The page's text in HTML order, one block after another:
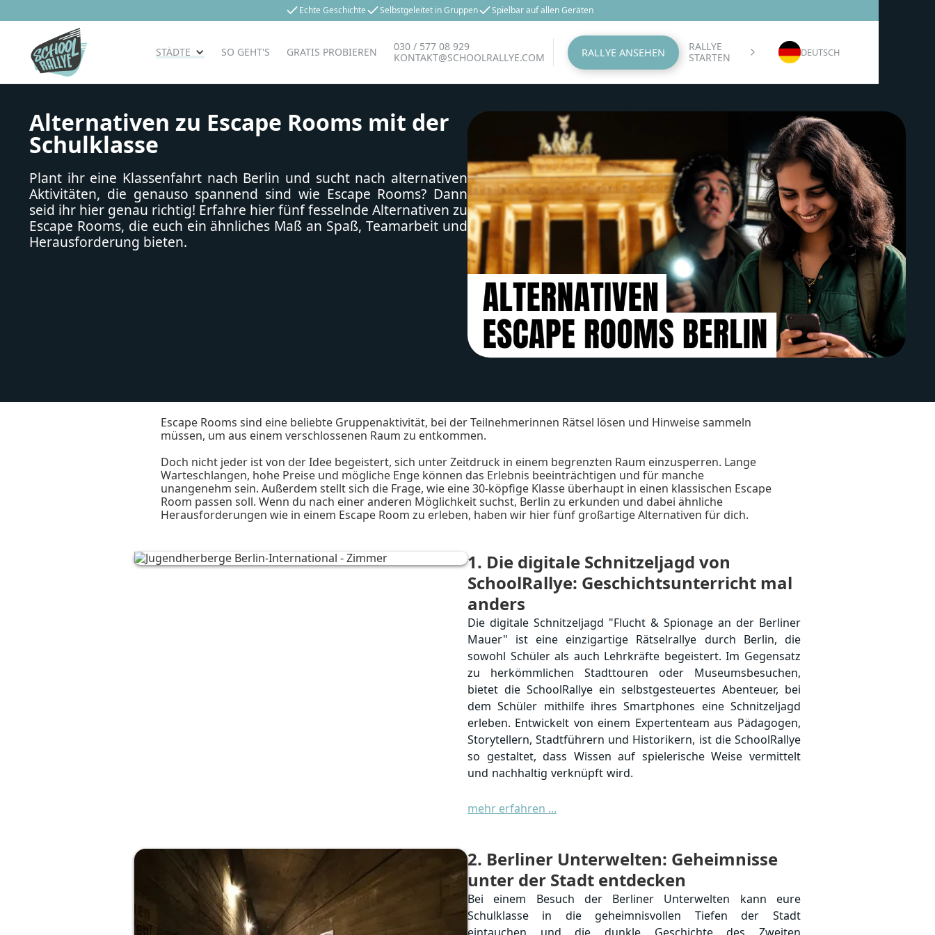
Echte Geschichte Selbstgeleitet in Gruppen Spielbar auf allen Geräten
STÄDTE SO GEHT'S GRATIS PROBIEREN
RALLYE
STARTEN
RALLYE ANSEHEN
030 / 577 08 929
KONTAKT@SCHOOLRALLYE.COM
DEUTSCH
Alternativen zu Escape Rooms mit der
Schulklasse
Plant ihr eine Klassenfahrt nach Berlin und sucht nach alternativen
Aktivitäten, die genauso spannend sind wie Escape Rooms? Dann
seid ihr hier genau richtig! Erfahre hier fünf fesselnde Alternativen zu
Escape Rooms, die euch ein ähnliches Maß an Spaß, Teamarbeit und
Herausforderung bieten.
Escape Rooms sind eine beliebte Gruppenaktivität, bei der Teilnehmerinnen Rätsel lösen und Hinweise sammeln
müssen, um aus einem verschlossenen Raum zu entkommen.
Doch nicht jeder ist von der Idee begeistert, sich unter Zeitdruck in einem begrenzten Raum einzusperren. Lange
Warteschlangen, hohe Preise und mögliche Enge können das Erlebnis beeinträchtigen und für manche
unangenehm sein. Außerdem stellt sich die Frage, wie eine 30-köpfige Klasse überhaupt in einen klassischen Escape
Room passen soll. Wenn du nach einer anderen Möglichkeit suchst, Berlin zu erkunden und dabei ähnliche
Herausforderungen wie in einem Escape Room zu erleben, haben wir hier fünf großartige Alternativen für dich.
1. Die digitale Schnitzeljagd von
SchoolRallye: Geschichtsunterricht mal
anders
Die digitale Schnitzeljagd "Flucht & Spionage an der Berliner
Mauer" ist eine einzigartige Rätselrallye durch Berlin, die
sowohl Schüler als auch Lehrkräfte begeistert. Im Gegensatz
zu herkömmlichen Stadttouren oder Museumsbesuchen,
bietet die SchoolRallye ein selbstgesteuertes Abenteuer, bei
dem Schüler mithilfe ihres Smartphones eine Schnitzeljagd
erleben. Entwickelt von einem Expertenteam aus Pädagogen,
Storytellern, Stadtführern und Historikern, ist die SchoolRallye
so gestaltet, dass Wissen auf spielerische Weise vermittelt
und nachhaltig verknüpft wird.
Die Schüler begeben sich auf eine interaktive Reise durch
Guide zu folgen, müssen sie in Teams arbeiten, um die
Outdoor-Rätsel zu lösen. Diese Rätsel sind in eine persönliche
Story eingebettet, basierend auf wahren Begebenheiten, was
die Schüler dazu inspiriert, eigenverantwortliche
Entscheidungen zu treffen und als Gemeinschaft zum Erfolg
mehr erfahren ...
2. Berliner Unterwelten: Geheimnisse
unter der Stadt entdecken
Bei einem Besuch der Berliner Unterwelten kann eure
Schulklasse in die geheimnisvollen Tiefen der Stadt